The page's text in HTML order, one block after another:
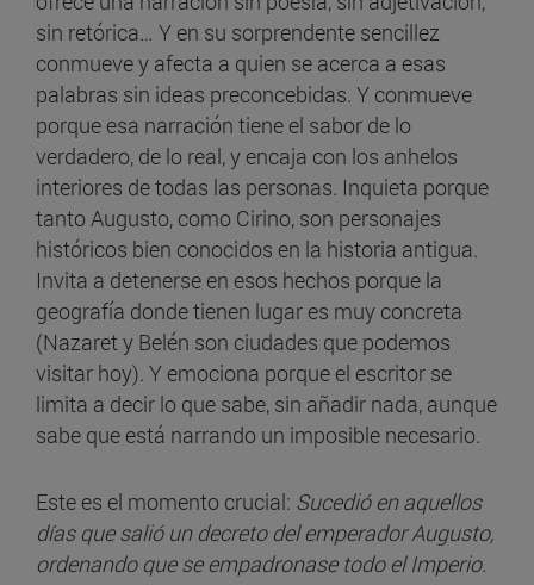
sin retórica… Y en su sorprendente sencillez
conmueve y afecta a quien se acerca a esas
palabras sin ideas preconcebidas. Y conmueve
porque esa narración tiene el sabor de lo
verdadero, de lo real, y encaja con los anhelos
interiores de todas las personas. Inquieta porque
tanto Augusto, como Cirino, son personajes
históricos bien conocidos en la historia antigua.
Invita a detenerse en esos hechos porque la
geografía donde tienen lugar es muy concreta
(Nazaret y Belén son ciudades que podemos
visitar hoy). Y emociona porque el escritor se
limita a decir lo que sabe, sin añadir nada, aunque
sabe que está narrando un imposible necesario.
Este es el momento crucial: Sucedió en aquellos
días que salió un decreto del emperador Augusto,
ordenando que se empadronase todo el Imperio.